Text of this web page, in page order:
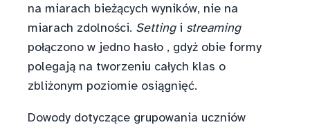
na miarach bieżących wyników, nie na
miarach zdolności. Settingi streaming
połączono w jedno hasło , gdyż obie formy
polegają na tworzeniu całych klas o
zbliżonym poziomie osiągnięć.
Dowody dotyczące grupowania uczniów